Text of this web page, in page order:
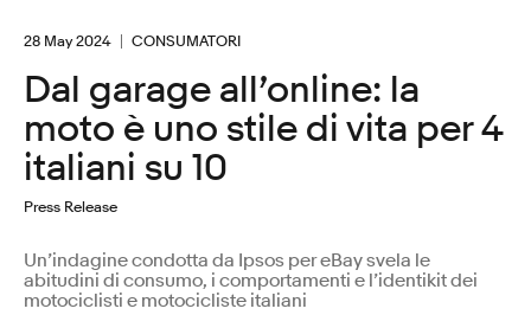
28 May 2024 CONSUMATORI
Dal garage all’online: la
moto è uno stile di vita per 4
italiani su 10
Press Release
Un’indagine condotta da Ipsos per eBay svela le
abitudini di consumo, i comportamenti e l’identikit dei
motociclisti e motocicliste italiani